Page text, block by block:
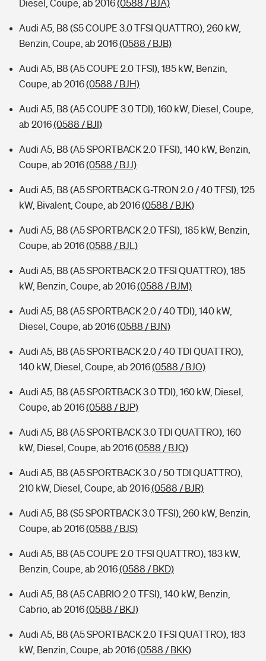
Diesel, Coupe, ab 2016(0588 / BJA)
Audi A5, B8 (S5 COUPE 3.0 TFSI QUATTRO), 260 kW,
Benzin, Coupe, ab 2016(0588 / BJB)
Audi A5, B8 (A5 COUPE 2.0 TFSI), 185 kW, Benzin,
Coupe, ab 2016(0588 / BJH)
Audi A5, B8 (A5 COUPE 3.0 TDI), 160 kW, Diesel, Coupe,
ab 2016(0588 / BJI)
Audi A5, B8 (A5 SPORTBACK 2.0 TFSI), 140 kW, Benzin,
Coupe, ab 2016(0588 / BJJ)
Audi A5, B8 (A5 SPORTBACK G-TRON 2.0 / 40 TFSI), 125
kW, Bivalent, Coupe, ab 2016(0588 / BJK)
Audi A5, B8 (A5 SPORTBACK 2.0 TFSI), 185 kW, Benzin,
Coupe, ab 2016(0588 / BJL)
Audi A5, B8 (A5 SPORTBACK 2.0 TFSI QUATTRO), 185
kW, Benzin, Coupe, ab 2016(0588 / BJM)
Audi A5, B8 (A5 SPORTBACK 2.0 / 40 TDI), 140 kW,
Diesel, Coupe, ab 2016(0588 / BJN)
Audi A5, B8 (A5 SPORTBACK 2.0 / 40 TDI QUATTRO),
140 kW, Diesel, Coupe, ab 2016(0588 / BJO)
Audi A5, B8 (A5 SPORTBACK 3.0 TDI), 160 kW, Diesel,
Coupe, ab 2016(0588 / BJP)
Audi A5, B8 (A5 SPORTBACK 3.0 TDI QUATTRO), 160
kW, Diesel, Coupe, ab 2016(0588 / BJQ)
Audi A5, B8 (A5 SPORTBACK 3.0 / 50 TDI QUATTRO),
210 kW, Diesel, Coupe, ab 2016(0588 / BJR)
Audi A5, B8 (S5 SPORTBACK 3.0 TFSI), 260 kW, Benzin,
Coupe, ab 2016(0588 / BJS)
Audi A5, B8 (A5 COUPE 2.0 TFSI QUATTRO), 183 kW,
Benzin, Coupe, ab 2016(0588 / BKD)
Audi A5, B8 (A5 CABRIO 2.0 TFSI), 140 kW, Benzin,
Cabrio, ab 2016(0588 / BKJ)
Audi A5, B8 (A5 SPORTBACK 2.0 TFSI QUATTRO), 183
kW, Benzin, Coupe, ab 2016(0588 / BKK)